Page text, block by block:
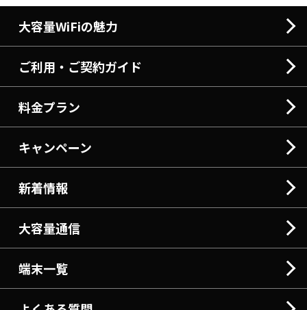
大容量WiFiの魅力
ご利用・ご契約ガイド
料金プラン
キャンペーン
新着情報
大容量通信
端末一覧